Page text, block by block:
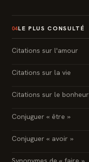
04LE PLUS CONSULTÉ
Citations sur l'amour
Citations sur la vie
Citations sur le bonheur
Conjuguer « être »
Conjuguer « avoir »